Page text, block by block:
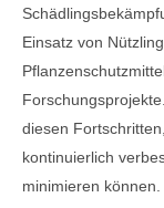
Einsatz von
diesen
kontinuierlich
minimieren können.